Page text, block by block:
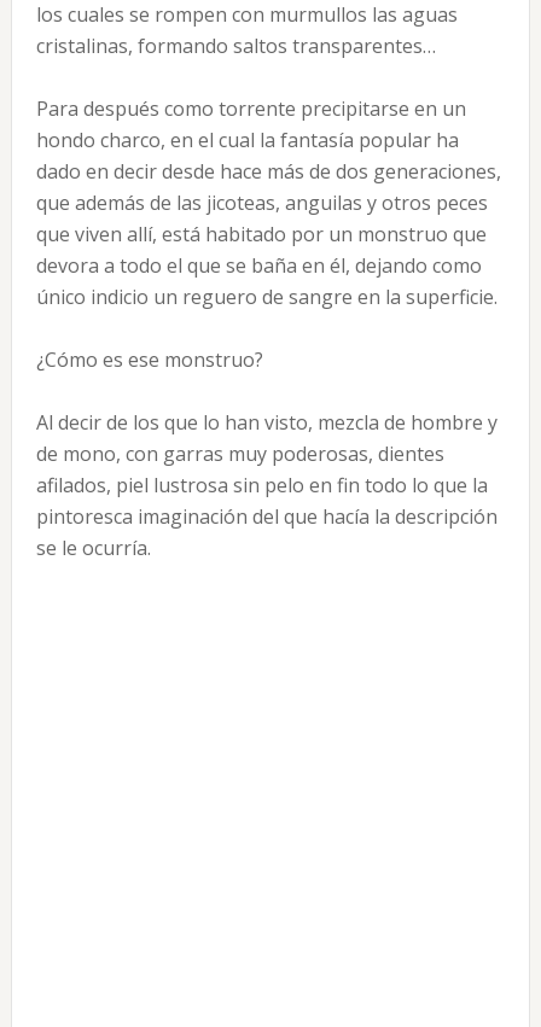
los cuales se rompen con murmullos las aguas
cristalinas, formando saltos transparentes…
Para después como torrente precipitarse en un
hondo charco, en el cual la fantasía popular ha
dado en decir desde hace más de dos generaciones,
que además de las jicoteas, anguilas y otros peces
que viven allí, está habitado por un monstruo que
devora a todo el que se baña en él, dejando como
único indicio un reguero de sangre en la superficie.
¿Cómo es ese monstruo?
Al decir de los que lo han visto, mezcla de hombre y
de mono, con garras muy poderosas, dientes
afilados, piel lustrosa sin pelo en fin todo lo que la
pintoresca imaginación del que hacía la descripción
se le ocurría.